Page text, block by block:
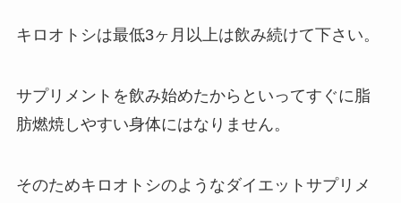
キロオトシは最低3ヶ月以上は飲み続けて下さい。
サプリメントを飲み始めたからといってすぐに脂
肪燃焼しやすい身体にはなりません。
そのためキロオトシのようなダイエットサプリメ